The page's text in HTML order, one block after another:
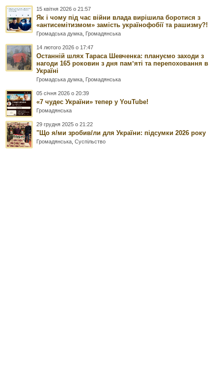
15 квітня 2026 о 21:57
Як і чому під час війни влада вирішила боротися з
«антисемітизмом» замість українофобії та рашизму?!
Громадська думка Громадянська
14 лютого 2026 о 17:47
Останній шлях Тараса Шевченка: плануємо заходи з
нагоди 165 роковин з дня памʼяті та перепоховання в
Україні
Громадська думка Громадянська
05 січня 2026 о 20:39
«7 чудес України» тепер у YouTube!
Громадянська
29 грудня 2025 о 21:22
"Що я/ми зробив/ли для України: підсумки 2026 року
Громадянська ,Суспільство